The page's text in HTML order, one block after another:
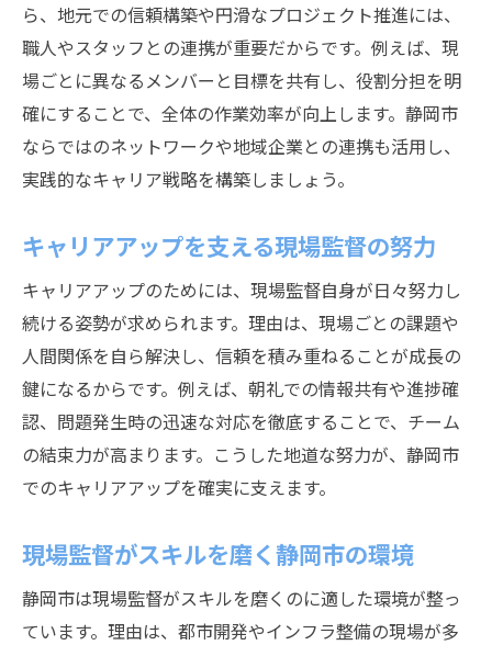
ら、地元での信頼構築や円滑なプロジェクト推進には、
職人やスタッフとの連携が重要だからです。例えば、現
場ごとに異なるメンバーと目標を共有し、役割分担を明
確にすることで、全体の作業効率が向上します。静岡市
ならではのネットワークや地域企業との連携も活用し、
実践的なキャリア戦略を構築しましょう。
キャリアアップを支える現場監督の努力
キャリアアップのためには、現場監督自身が日々努力し
続ける姿勢が求められます。理由は、現場ごとの課題や
人間関係を自ら解決し、信頼を積み重ねることが成長の
鍵になるからです。例えば、朝礼での情報共有や進捗確
認、問題発生時の迅速な対応を徹底することで、チーム
の結束力が高まります。こうした地道な努力が、静岡市
でのキャリアアップを確実に支えます。
現場監督がスキルを磨く静岡市の環境
静岡市は現場監督がスキルを磨くのに適した環境が整っ
ています。理由は、都市開発やインフラ整備の現場が多